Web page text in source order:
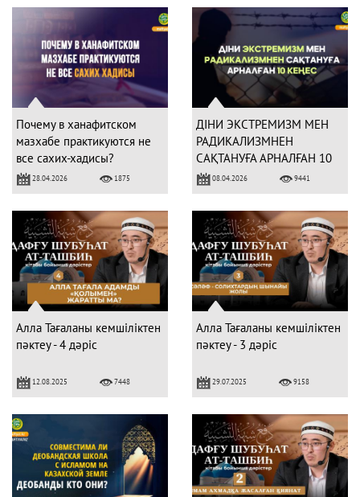
Почему в ханафитском
мазхабе практикуются не
все сахих-хадисы?
28.04.2026 1875
ДІНИ ЭКСТРЕМИЗМ МЕН
РАДИКАЛИЗМНЕН
САҚТАНУҒА АРНАЛҒАН 10
КЕҢЕС08.04.2026 9441
Алла Тағаланы кемшіліктен
пәктеу - 4 дәріс
12.08.2025 7448
Алла Тағаланы кемшіліктен
пәктеу - 3 дәріс
29.07.2025 9158